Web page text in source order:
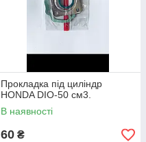
Прокладка під циліндр
HONDA DIO-50 см3.
В наявності
60 ₴